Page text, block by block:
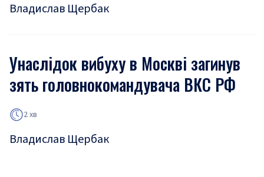
Владислав Щербак
Унаслідок вибуху в Москві загинув
зять головнокомандувача ВКС РФ
2 хв
Владислав Щербак